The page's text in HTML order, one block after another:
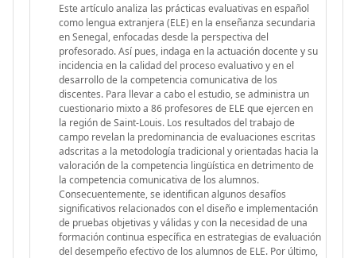
Este artículo analiza las prácticas evaluativas en español
como lengua extranjera (ELE) en la enseñanza secundaria
en Senegal, enfocadas desde la perspectiva del
profesorado. Así pues, indaga en la actuación docente y su
incidencia en la calidad del proceso evaluativo y en el
desarrollo de la competencia comunicativa de los
discentes. Para llevar a cabo el estudio, se administra un
cuestionario mixto a 86 profesores de ELE que ejercen en
la región de Saint-Louis. Los resultados del trabajo de
campo revelan la predominancia de evaluaciones escritas
adscritas a la metodología tradicional y orientadas hacia la
valoración de la competencia lingüística en detrimento de
la competencia comunicativa de los alumnos.
Consecuentemente, se identifican algunos desafíos
significativos relacionados con el diseño e implementación
de pruebas objetivas y válidas y con la necesidad de una
formación continua específica en estrategias de evaluación
del desempeño efectivo de los alumnos de ELE. Por último,